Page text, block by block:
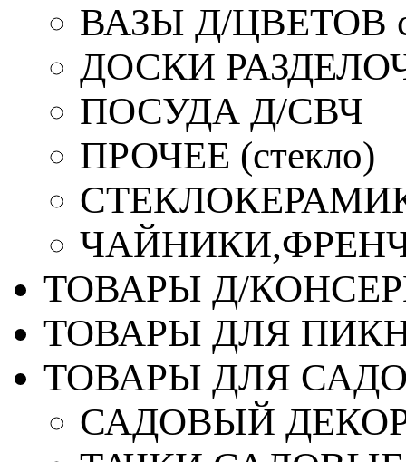
ВАЗЫ Д/ЦВЕТОВ
ДОСКИ
ПОСУДА Д/СВЧ
ПРОЧЕЕ (стекло)
ТОВАРЫ Д/
ТОВАРЫ ДЛЯ
ТОВАРЫ ДЛЯ
САДОВЫЙ